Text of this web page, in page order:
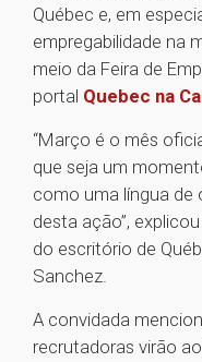
Québec e, em
empregabilidade na
meio da Feira de
portal Quebec na
“Março é o mês
que seja um
como uma língua de
desta ação”,
do escritório de
Sanchez.
A convidada
recrutadoras virão